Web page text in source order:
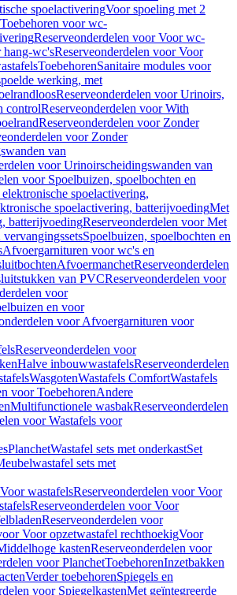
spoelactiveringVoor spoeling met 2
Toebehoren voor wc-
Reserveonderdelen voor Voor wc-
hang-wc'sReserveonderdelen voor Voor
ToebehorenSanitaire modules voor
werking, met
Reserveonderdelen voor Urinoirs,
controlReserveonderdelen voor With
Reserveonderdelen voor Zonder
voor Zonder
van
voor Urinoirscheidingswanden van
voor Spoelbuizen, spoelbochten en
spoelactivering,
spoelactivering, batterijvoedingMet
batterijvoedingReserveonderdelen voor Met
Spoelbuizen, spoelbochten en
Afvoergarnituren voor wc's en
AfvoermanchetReserveonderdelen
van PVCReserveonderdelen voor
voor
en voor
voor Afvoergarnituren voor
Reserveonderdelen voor
Halve inbouwwastafelsReserveonderdelen
WasgotenWastafels ComfortWastafels
voor ToebehorenAndere
Multifunctionele wasbakReserveonderdelen
voor Wastafels voor
PlanchetWastafel sets met onderkastSet
sets met
Voor wastafelsReserveonderdelen voor Voor
Reserveonderdelen voor Voor
Reserveonderdelen voor
Voor opzetwastafel rechthoekigVoor
kastenReserveonderdelen voor
voor PlanchetToebehorenInzetbakken
Verder toebehorenSpiegels en
voor SpiegelkastenMet geïntegreerde